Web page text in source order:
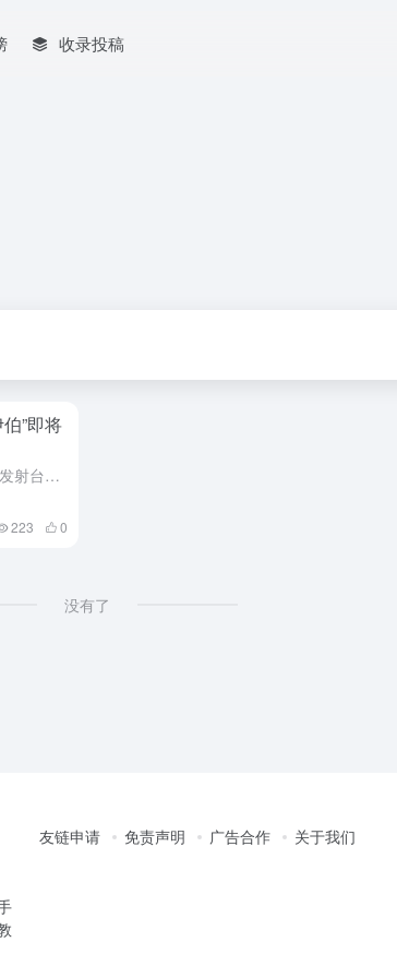
收录投稿
”即将
搭载“柯伊伯计划”卫星的火箭在发射台上 凤凰网科技讯 北京时间9月16日，据彭博社报道，亚马逊公司的一位高管表示，其卫星互联网计划在2026年第一季度末，为美国、加拿大、法国、德国和英国提供服务。 亚...
223 0
没有了
友链申请 免责声明 广告合作 关于我们